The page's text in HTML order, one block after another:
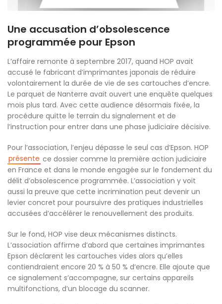
Une accusation d’obsolescence
programmée pour Epson
L’affaire remonte à septembre 2017, quand HOP avait
accusé le fabricant d’imprimantes japonais de réduire
volontairement la durée de vie de ses cartouches d’encre.
Le parquet de Nanterre avait ouvert une enquête quelques
mois plus tard. Avec cette audience désormais fixée, la
procédure quitte le terrain du signalement et de
l’instruction pour entrer dans une phase judiciaire décisive.
Pour l’association, l’enjeu dépasse le seul cas d’Epson. HOP
présente ce dossier comme la première action judiciaire
en France et dans le monde engagée sur le fondement du
délit d’obsolescence programmée. L’association y voit
aussi la preuve que cette incrimination peut devenir un
levier concret pour poursuivre des pratiques industrielles
accusées d’accélérer le renouvellement des produits.
Sur le fond, HOP vise deux mécanismes distincts.
L’association affirme d’abord que certaines imprimantes
Epson déclarent les cartouches vides alors qu’elles
contiendraient encore 20 % à 50 % d’encre. Elle ajoute que
ce signalement s’accompagne, sur certains appareils
multifonctions, d’un blocage du scanner.